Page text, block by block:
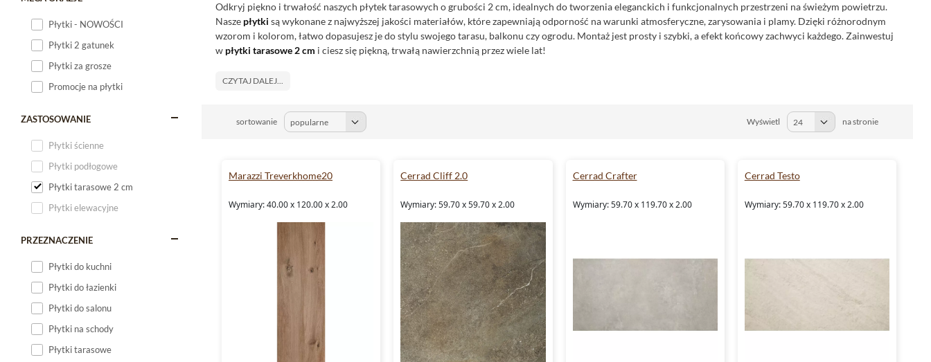
Płytki - NOWOŚCI
Płytki 2 gatunek
Płytki za grosze
Promocje na płytki
ZASTOSOWANIE
Płytki ścienne
Płytki podłogowe
Płytki tarasowe 2 cm
Płytki elewacyjne
PRZEZNACZENIE
Płytki do kuchni
Płytki do łazienki
Płytki do salonu
Płytki na schody
Płytki tarasowe
Odkryj piękno i trwałość naszych płytek tarasowych o grubości 2 cm, idealnych do tworzenia eleganckich i funkcjonalnych przestrzeni na świeżym powietrzu.
Nasze płytki są wykonane z najwyższej jakości materiałów, które zapewniają odporność na warunki atmosferyczne, zarysowania i plamy. Dzięki różnorodnym
wzorom i kolorom, łatwo dopasujesz je do stylu swojego tarasu, balkonu czy ogrodu. Montaż jest prosty i szybki, a efekt końcowy zachwyci każdego. Zainwestuj
w płytki tarasowe 2 cm i ciesz się piękną, trwałą nawierzchnią przez wiele lat!
CZYTAJ DALEJ...
sortowanie Wyświetl na stronie
Marazzi Treverkhome20
Wymiary: 40.00 x 120.00 x 2.00
Cerrad Cliff 2.0
Wymiary: 59.70 x 59.70 x 2.00
Cerrad Crafter
Wymiary: 59.70 x 119.70 x 2.00
Cerrad Testo
Wymiary: 59.70 x 119.70 x 2.00